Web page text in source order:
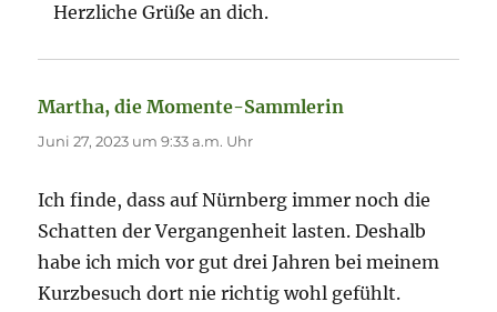
Herzliche Grüße an dich.
Martha, die Momente-Sammlerin
Juni 27, 2023 um 9:33 a.m. Uhr
Ich finde, dass auf Nürnberg immer noch die
Schatten der Vergangenheit lasten. Deshalb
habe ich mich vor gut drei Jahren bei meinem
Kurzbesuch dort nie richtig wohl gefühlt.